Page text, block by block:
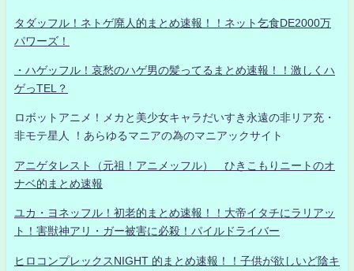
タダッフル！ネトゲ廃人的まとめ速報！！ネット乞食DE2000万
パワーズ！
・ハゲッフル！哀愁のハゲ男の髪ってるまとめ速報！！激しくハ
ゲっTEL？
ロボットアニメ！メカと美少女キャラだいすき永遠の非リア充・
非モテ星人 ！あらゆるマニアの為のマニアックサイト
アニゲタレスト（元祖！アニメッフル） ひきこもりニートのオ
ナベ的まとめ速報
ユカ・ヨネッフル！初老的まとめ速報！！大帝イタチにラリアッ
ト！害獣神アリ・ガー被害に必殺！パイルドライバー
ヒロコンプレックスNIGHT 的まとめ速報！！子供が欲しいど陰キ